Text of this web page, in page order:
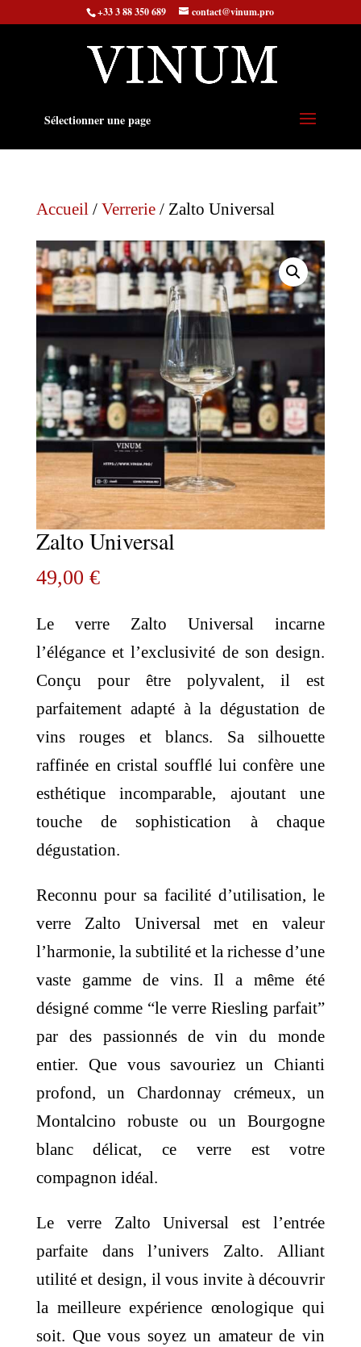
+33 3 88 350 689 contact@vinum.pro
Sélectionner une page
Accueil/ Verrerie/ Zalto Universal
Zalto Universal
49,00 €
Le verre Zalto Universal incarne
l’élégance et l’exclusivité de son design.
Conçu pour être polyvalent, il est
parfaitement adapté à la dégustation de
vins rouges et blancs. Sa silhouette
raffinée en cristal soufflé lui confère une
esthétique incomparable, ajoutant une
touche de sophistication à chaque
dégustation.
Reconnu pour sa facilité d’utilisation, le
verre Zalto Universal met en valeur
l’harmonie, la subtilité et la richesse d’une
vaste gamme de vins. Il a même été
désigné comme “le verre Riesling parfait”
par des passionnés de vin du monde
entier. Que vous savouriez un Chianti
profond, un Chardonnay crémeux, un
Montalcino robuste ou un Bourgogne
blanc délicat, ce verre est votre
compagnon idéal.
Le verre Zalto Universal est l’entrée
parfaite dans l’univers Zalto. Alliant
utilité et design, il vous invite à découvrir
la meilleure expérience œnologique qui
soit. Que vous soyez un amateur de vin